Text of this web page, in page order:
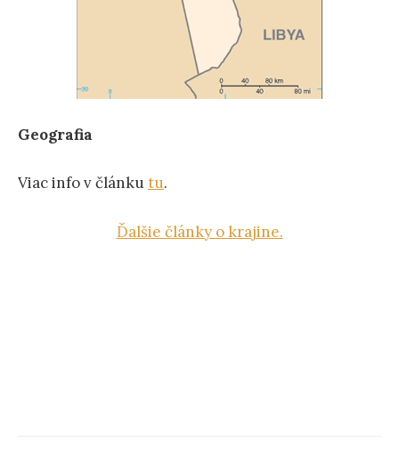
Geografia
Viac info v článkutu.
Ďalšie články o krajine.